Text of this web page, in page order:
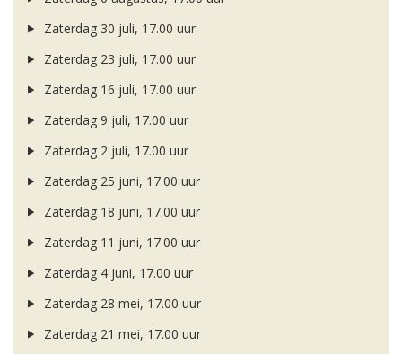
Zaterdag 30 juli, 17.00 uur
Zaterdag 23 juli, 17.00 uur
Zaterdag 16 juli, 17.00 uur
Zaterdag 9 juli, 17.00 uur
Zaterdag 2 juli, 17.00 uur
Zaterdag 25 juni, 17.00 uur
Zaterdag 18 juni, 17.00 uur
Zaterdag 11 juni, 17.00 uur
Zaterdag 4 juni, 17.00 uur
Zaterdag 28 mei, 17.00 uur
Zaterdag 21 mei, 17.00 uur